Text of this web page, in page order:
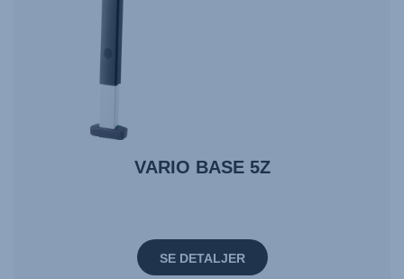
VARIO BASE 5Z
SE DETALJER